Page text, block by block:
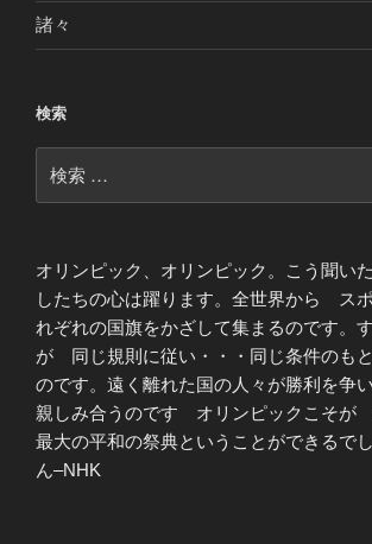
諸々
検索
索:
オリンピック、オリンピック。こう聞い
したちの心は躍ります。全世界から ス
れぞれの国旗をかざして集まるのです。
が 同じ規則に従い・・・同じ条件のも
のです。遠く離れた国の人々が勝利を争
親しみ合うのです オリンピックこそが
最大の平和の祭典ということができるで
ん–NHK